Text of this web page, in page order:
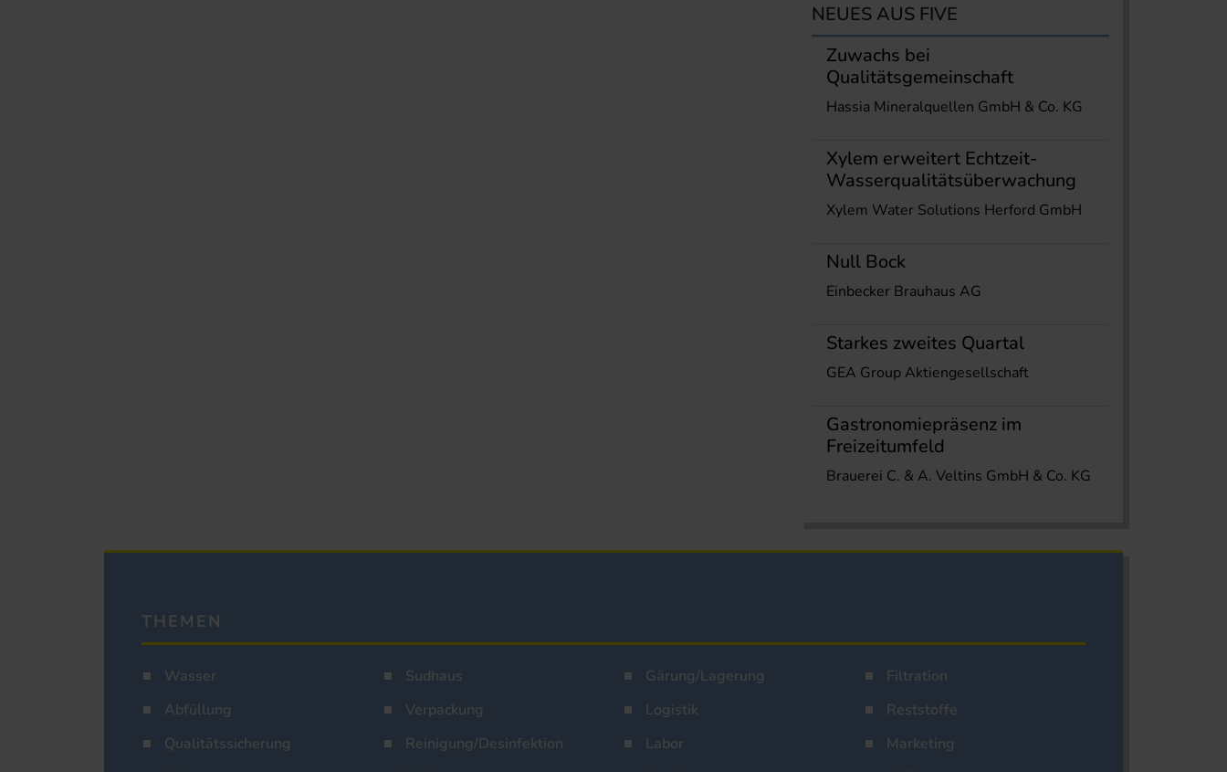
NEUES AUS FIVE
Zuwachs bei
Qualitätsgemeinschaft
Hassia Mineralquellen GmbH & Co. KG
Xylem erweitert Echtzeit-
Wasserqualitätsüberwachung
Xylem Water Solutions Herford GmbH
Null Bock
Einbecker Brauhaus AG
Starkes zweites Quartal
GEA Group Aktiengesellschaft
Gastronomiepräsenz im
Freizeitumfeld
Brauerei C. & A. Veltins GmbH & Co. KG
THEMEN
Wasser Sudhaus Gärung/Lagerung
Filtration
Abfüllung
Verpackung Logistik
Reststoffe
Qualitätssicherung
Reinigung/Desinfektion Labor
Marketing